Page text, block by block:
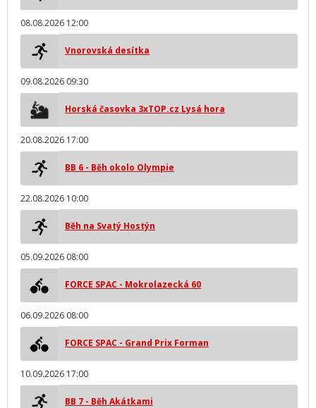
08.08.2026 12:00
Vnorovská desítka
09.08.2026 09:30
Horská časovka 3xTOP.cz Lysá hora
20.08.2026 17:00
BB 6 - Běh okolo Olympie
22.08.2026 10:00
Běh na Svatý Hostýn
05.09.2026 08:00
FORCE SPAC - Mokrolazecká 60
06.09.2026 08:00
FORCE SPAC - Grand Prix Forman
10.09.2026 17:00
BB 7 - Běh Akátkami